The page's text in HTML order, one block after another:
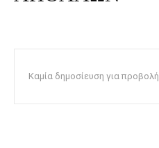
Καμία δημοσίευση για προβολή